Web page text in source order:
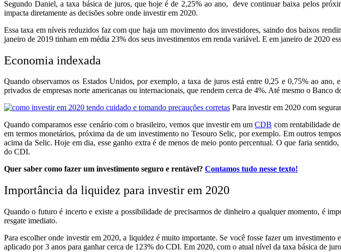
Segundo Daniel, a taxa básica de juros, que hoje é de 2,25% ao ano, deve continuar baixa pelos
impacta diretamente as decisões sobre onde investir em 2020.
Essa taxa em níveis reduzidos faz com que haja um movimento dos investidores, saindo dos baixos
janeiro de 2019 tinham em média 23% dos seus investimentos em renda variável. E em janeiro de 2020
Economia indexada
Quando observamos os Estados Unidos, por exemplo, a taxa de juros está entre 0,25 e 0,75% ao
privados de empresas norte americanas ou internacionais, que rendem cerca de 4%. Até mesmo o Banco
Para investir em 2020 com
Quando comparamos esse cenário com o brasileiro, vemos que investir em umCDB com rentabilidade
em termos monetários, próxima da de um investimento no Tesouro Selic, por exemplo. Em outros
acima da Selic. Hoje em dia, esse ganho extra é de menos de meio ponto percentual. O que faria
do CDI.
Quer saber como fazer um investimento seguro e rentável? Contamos tudo nesse texto!
Importância da liquidez para investir em 2020
Quando o futuro é incerto e existe a possibilidade de precisarmos de dinheiro a qualquer momento, é
resgate imediato.
Para escolher onde investir em 2020, a liquidez é muito importante. Se você fosse fazer um
aplicado por 3 anos para ganhar cerca de 123% do CDI. Em 2020, com o atual nível da taxa básica de